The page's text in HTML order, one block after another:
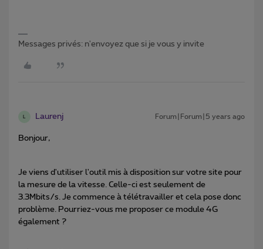
Messages privés: n'envoyez que si je vous y invite
Laurenj Forum|Forum|5 years ago
Bonjour,
Je viens d'utiliser l'outil mis à disposition sur votre site pour
la mesure de la vitesse. Celle-ci est seulement de
3.3Mbits/s. Je commence à télétravailler et cela pose donc
problème. Pourriez-vous me proposer ce module 4G
également ?